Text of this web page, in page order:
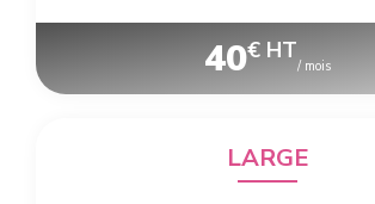
40€ HT
/ mois
LARGE